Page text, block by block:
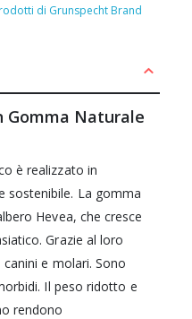
di Grunspecht Brand
Gomma Naturale
è realizzato in
sostenibile. La gomma
Hevea, che cresce
Grazie al loro
e molari. Sono
Il peso ridotto e
rendono